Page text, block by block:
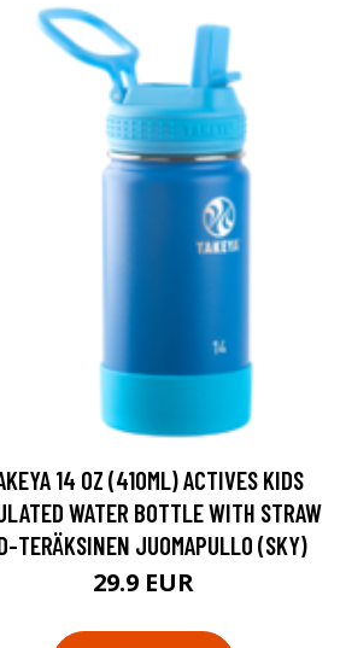
14 OZ (410ML) ACTIVES KIDS
WATER BOTTLE WITH STRAW
TERÄKSINEN JUOMAPULLO (SKY)
29.9 EUR